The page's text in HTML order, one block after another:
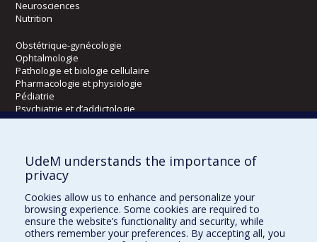
Neurosciences
Nutrition
Obstétrique-gynécologie
Ophtalmologie
Pathologie et biologie cellulaire
Pharmacologie et physiologie
Pédiatrie
Psychiatrie et d’addictologie
Radiologie, radio-oncologie et médecine nucléaire
Écoles
Orthophonie et audiologie
Réadaptation
UdeM understands the importance of
privacy
Cookies allow us to enhance and personalize your
browsing experience. Some cookies are required to
ensure the website’s functionality and security, while
others remember your preferences. By accepting all, you